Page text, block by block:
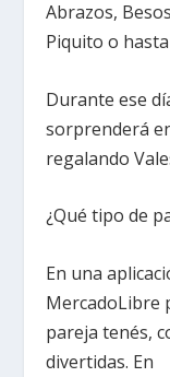
Abrazos,
Piquito o
Durante ese
sorprenderá
regalando
¿Qué tipo de
En una
MercadoLibre
pareja tenés,
divertidas. En